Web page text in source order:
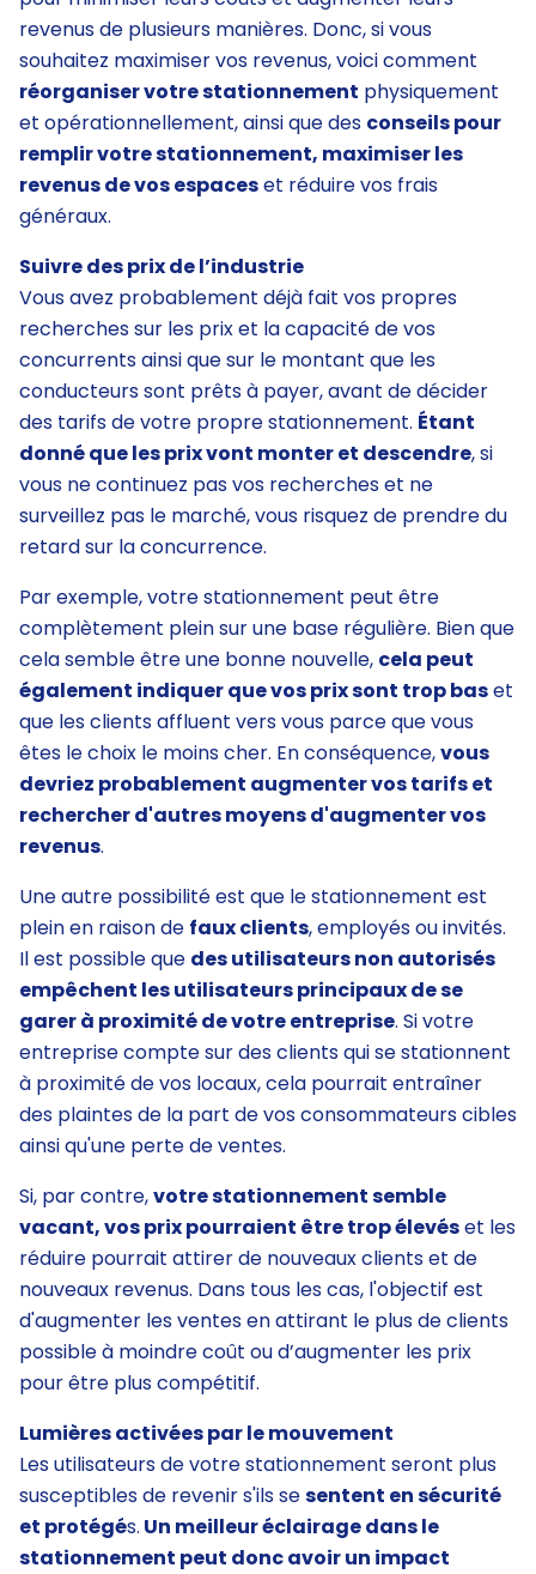
revenus de plusieurs manières. Donc, si vous
souhaitez maximiser vos revenus, voici comment
réorganiser votre stationnement physiquement
et opérationnellement, ainsi que des conseils pour
remplir votre stationnement, maximiser les
revenus de vos espaceset réduire vos frais
généraux.
Suivre des prix de l’industrie
Vous avez probablement déjà fait vos propres
recherches sur les prix et la capacité de vos
concurrents ainsi que sur le montant que les
conducteurs sont prêts à payer, avant de décider
des tarifs de votre propre stationnement. Étant
donné que les prix vont monter et descendre, si
vous ne continuez pas vos recherches et ne
surveillez pas le marché, vous risquez de prendre du
retard sur la concurrence.
Par exemple, votre stationnement peut être
complètement plein sur une base régulière. Bien que
cela semble être une bonne nouvelle, cela peut
également indiquer que vos prix sont trop baset
que les clients affluent vers vous parce que vous
êtes le choix le moins cher. En conséquence,vous
devriez probablement augmenter vos tarifs et
rechercher d'autres moyens d'augmenter vos
revenus.
Une autre possibilité est que le stationnement est
plein en raison de faux clients, employés ou invités.
Il est possible que des utilisateurs non autorisés
empêchent les utilisateurs principaux de se
garer à proximité de votre entreprise. Si votre
entreprise compte sur des clients qui se stationnent
à proximité de vos locaux, cela pourrait entraîner
des plaintes de la part de vos consommateurs cibles
ainsi qu'une perte de ventes.
Si, par contre,votre stationnement semble
vacant, vos prix pourraient être trop élevéset les
réduire pourrait attirer de nouveaux clients et de
nouveaux revenus. Dans tous les cas, l'objectif est
d'augmenter les ventes en attirant le plus de clients
possible à moindre coût ou d’augmenter les prix
pour être plus compétitif.
Lumières activées par le mouvement
Les utilisateurs de votre stationnement seront plus
susceptibles de revenir s'ils sesentent en sécurité
et protégés. Un meilleur éclairage dans le
stationnement peut donc avoir un impact